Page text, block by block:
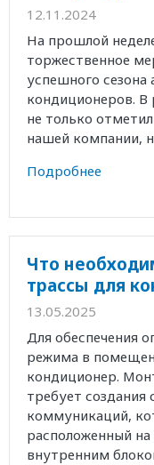
12.11.2024
На прошлой
торжественное
успешного
кондиционеров. В
не только
нашей компании,
Подробнее
Что
трассы для
13.05.2025
Для обеспечения
режима в
кондиционер.
требует создания
коммуникаций,
расположенный
внутренним